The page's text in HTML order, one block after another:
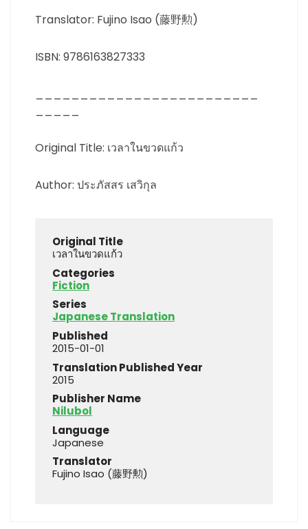
Translator: Fujino Isao (藤野勲)
ISBN: 9786163827333
Original Title: เวลาในขวดแก้ว
Author: ประภัสสร เสวิกุล
Original Title
เวลาในขวดแก้ว
Categories
Fiction
Series
Japanese Translation
Published
2015-01-01
Translation Published Year
2015
Publisher Name
Nilubol
Language
Japanese
Translator
Fujino Isao (藤野勲)